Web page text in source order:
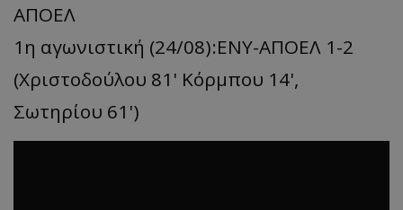
ΑΠΟΕΛ
1η αγωνιστική (24/08):ΕΝΥ-ΑΠΟΕΛ 1-2
(Χριστοδούλου 81' Κόρμπου 14',
Σωτηρίου 61')